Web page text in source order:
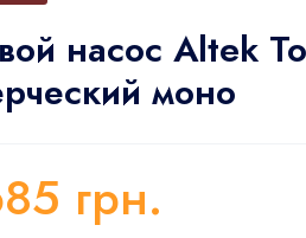
насос Altek
моно
грн.